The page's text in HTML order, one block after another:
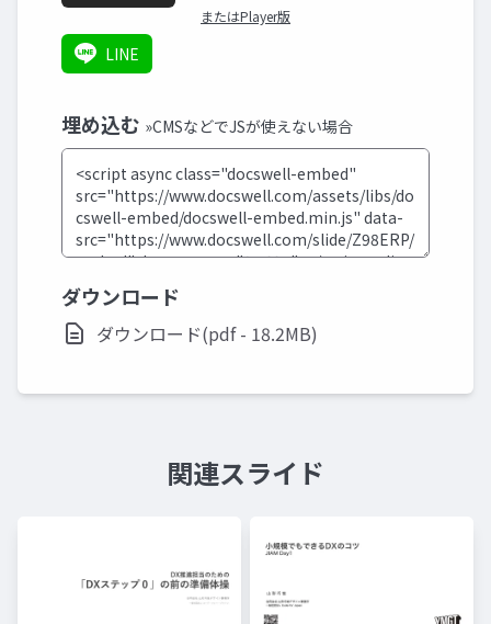
またはPlayer版
LINE
埋め込む »CMSなどでJSが使えない場合
ダウンロード
ダウンロード(pdf - 18.2MB)
関連スライド